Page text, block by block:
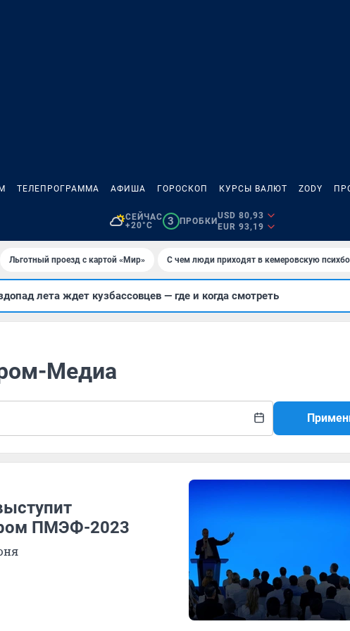
ТЕЛЕПРОГРАММА АФИША ГОРОСКОП КУРСЫ ВАЛЮТ ZODY
СЕЙЧАС
+20°C
3 ПРОБКИ
USD 80,93
EUR 93,19
Льготный проезд с картой «Мир» С чем люди приходят в кемеровскую
лета ждет кузбассовцев — где и когда смотреть
Медиа
ПМЭФ-2023